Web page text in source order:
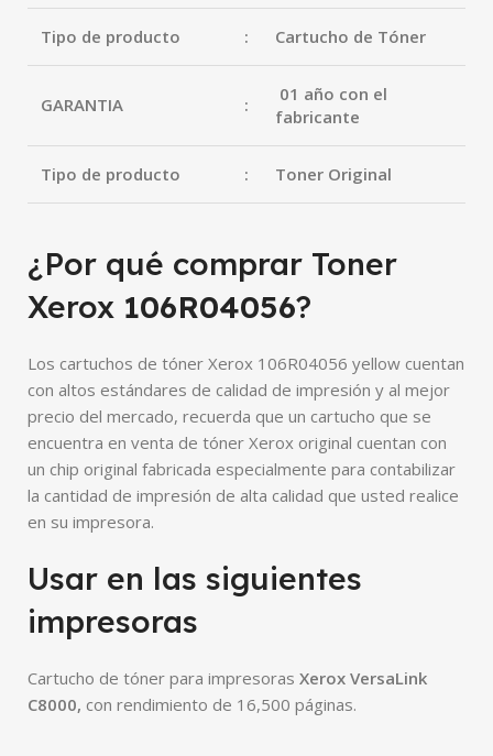
Tipo de producto : Cartucho de Tóner
GARANTIA :
01 año con el
fabricante
Tipo de producto : Toner Original
¿Por qué comprar Toner
Xerox 106R04056?
Los cartuchos de tóner Xerox 106R04056 yellow cuentan
con altos estándares de calidad de impresión y al mejor
precio del mercado, recuerda que un cartucho que se
encuentra en venta de tóner Xerox original cuentan con
un chip original fabricada especialmente para contabilizar
la cantidad de impresión de alta calidad que usted realice
en su impresora.
Usar en las siguientes
impresoras
Cartucho de tóner para impresoras Xerox VersaLink
C8000, con rendimiento de 16,500 páginas.